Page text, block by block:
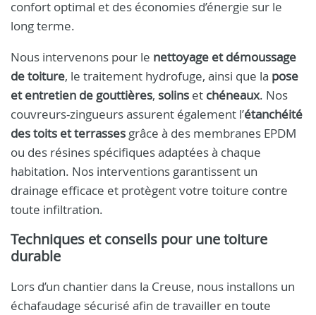
confort optimal et des économies d’énergie sur le
long terme.
Nous intervenons pour le nettoyage et démoussage
de toiture, le traitement hydrofuge, ainsi que la pose
et entretien de gouttières, solins et chéneaux. Nos
couvreurs-zingueurs assurent également l’étanchéité
des toits et terrasses grâce à des membranes EPDM
ou des résines spécifiques adaptées à chaque
habitation. Nos interventions garantissent un
drainage efficace et protègent votre toiture contre
toute infiltration.
Techniques et conseils pour une toiture
durable
Lors d’un chantier dans la Creuse, nous installons un
échafaudage sécurisé afin de travailler en toute